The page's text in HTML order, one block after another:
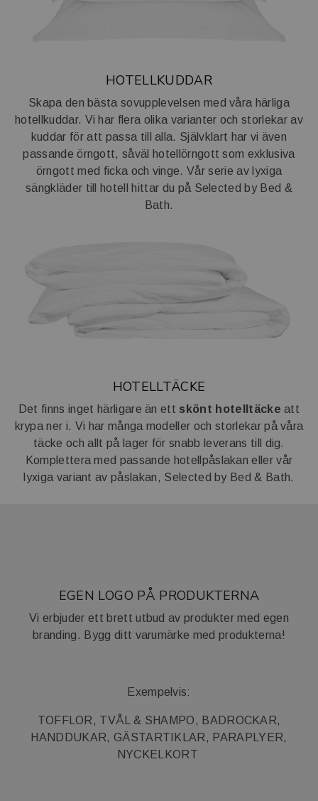
HOTELLKUDDAR
Skapa den bästa sovupplevelsen med våra härliga
hotellkuddar. Vi har flera olika varianter och storlekar av
kuddar för att passa till alla. Självklart har vi även
passande örngott, såväl hotellörngott som exklusiva
örngott med ficka och vinge. Vår serie av lyxiga
sängkläder till hotell hittar du på Selected by Bed &
Bath.
HOTELLTÄCKE
Det finns inget härligare än ett skönt hotelltäcke att
krypa ner i. Vi har många modeller och storlekar på våra
täcke och allt på lager för snabb leverans till dig.
Komplettera med passande hotellpåslakan eller vår
lyxiga variant av påslakan, Selected by Bed & Bath.
EGEN LOGO PÅ PRODUKTERNA
Vi erbjuder ett brett utbud av produkter med egen
branding. Bygg ditt varumärke med produkterna!
Exempelvis:
TOFFLOR, TVÅL & SHAMPO, BADROCKAR,
HANDDUKAR, GÄSTARTIKLAR, PARAPLYER,
NYCKELKORT